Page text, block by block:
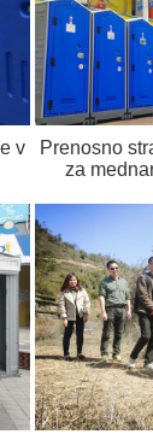
v
Prenosno
za